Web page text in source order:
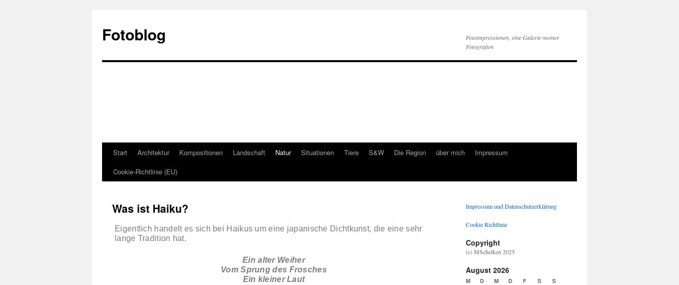
Fotoblog
Fotoimpressionen, eine Galerie meiner
Fotografien
Start Architektur Kompositionen Landschaft Natur Situationen Tiere S&W Die Region über mich
Impressum
Cookie-Richtlinie (EU)
Was ist Haiku?
Eigentlich handelt es sich bei Haikus um eine japanische Dichtkunst, die eine sehr
lange Tradition hat.
Ein alter Weiher
Vom Sprung des Frosches
Ein kleiner Laut
Impressum und Datenschutzerklärung
Cookie Richtlinie
Copyright
(c) MSchelken 2025
August 2026
M D M D F S S